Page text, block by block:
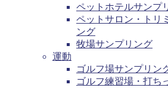
ペットホテルサンプ
ペットサロン・トリ
ング
牧場サンプリング
運動
ゴルフ場サンプリン
ゴルフ練習場・打ち